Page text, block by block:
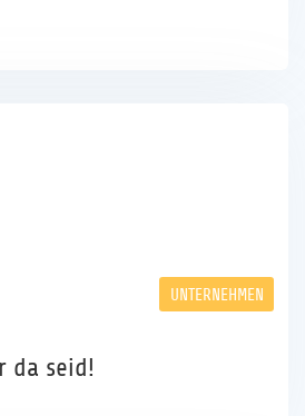
UNTERNEHMEN
da seid!